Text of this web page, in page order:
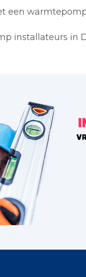
een
installateurs in